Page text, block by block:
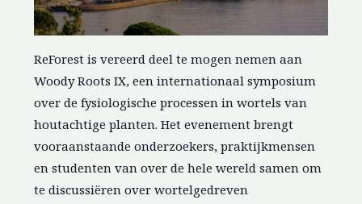
ReForest is vereerd deel te mogen nemen aan
Woody Roots IX, een internationaal symposium
over de fysiologische processen in wortels van
houtachtige planten. Het evenement brengt
vooraanstaande onderzoekers, praktijkmensen
en studenten van over de hele wereld samen om
te discussiëren over wortelgedreven